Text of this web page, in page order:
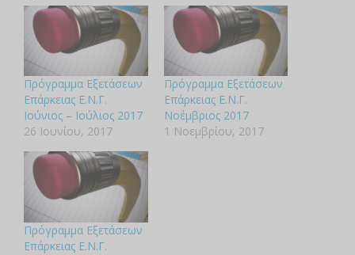
Πρόγραμμα Εξετάσεων
Επάρκειας Ε.Ν.Γ.
Ιούνιος – Ιούλιος 2017
26 Ιουνίου, 2017
Πρόγραμμα Εξετάσεων
Επάρκειας Ε.Ν.Γ.
Νοέμβριος 2017
1 Νοεμβρίου, 2017
Πρόγραμμα Εξετάσεων
Επάρκειας Ε.Ν.Γ.